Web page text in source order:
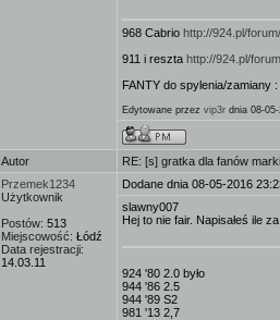
968 Cabrio http://924.pl/
911 i reszta http://924.pl/
FANTY do spylenia/zamiany :
Edytowane przez vip3r dnia 08-
Autor
RE: [s] gratka dla fanów marki
Przemek1234
Użytkownik
Postów: 513
Miejscowość: Łódź
Data rejestracji:
14.03.11
Dodane dnia 08-05-2016
slawny007
Hej to nie fair. Napisałeś ile
924 '80 2.0 było
944 '86 2.5
944 '89 S2
981 '13 2,7